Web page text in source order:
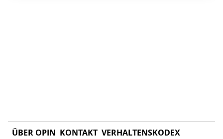
ÜBER OPIN KONTAKT VERHALTENSKODEX